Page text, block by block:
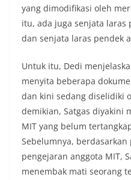
yang dimodifikasi oleh
itu, ada juga senjata laras
dan senjata laras pendek
Untuk itu, Dedi
menyita beberapa
dan kini sedang diselidiki
demikian, Satgas diyakini
MIT yang belum
Sebelumnya,
pengejaran anggota MIT,
menembak mati seorang